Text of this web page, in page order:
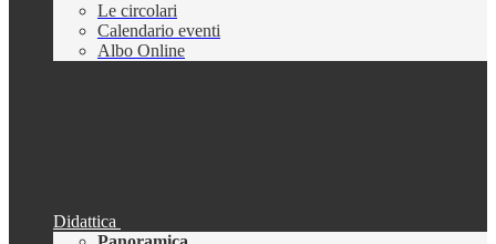
Le circolari
Calendario eventi
Albo Online
Didattica